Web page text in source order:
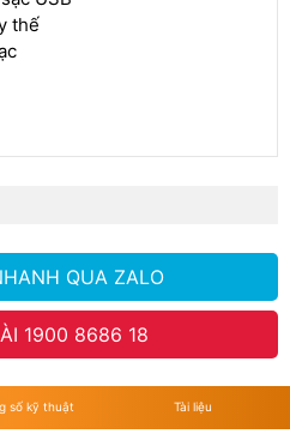
thế
QUA ZALO
1900 8686 18
số kỹ thuật Tài liệu